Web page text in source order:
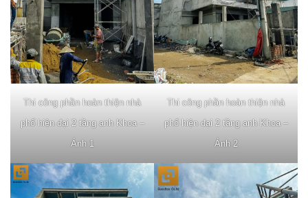
Thi công phần hoàn thiện nhà
phố hiện đại 2 tầng anh Khoa –
Ảnh 1
Thi công phần hoàn thiện nhà
phố hiện đại 2 tầng anh Khoa –
Ảnh 2